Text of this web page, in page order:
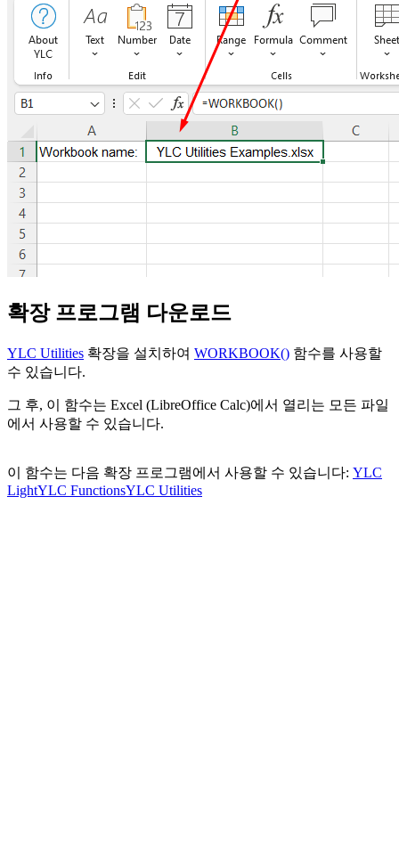
확장 프로그램 다운로드
YLC Utilities 확장을 설치하여 WORKBOOK() 함수를 사용할
수 있습니다.
그 후, 이 함수는 Excel (LibreOffice Calc)에서 열리는 모든 파일
에서 사용할 수 있습니다.
이 함수는 다음 확장 프로그램에서 사용할 수 있습니다: YLC
LightYLC FunctionsYLC Utilities